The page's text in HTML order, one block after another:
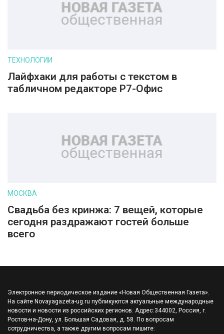
ТЕХНОЛОГИИ
Лайфхаки для работы с текстом в
табличном редакторе Р7-Офис
МОСКВА
Свадьба без кринжа: 7 вещей, которые
сегодня раздражают гостей больше
всего
Электронное периодическое издание «Новая Общественная Газета».
На сайте Novayagazeta-ug.ru публикуются актуальные международные
новости и новости из российских регионов. Адрес:344002, Россия, г.
Ростов-на-Дону, ул. Большая Садовая, д. 58. По вопросам
сотрудничества, а также другим вопросам пишите: